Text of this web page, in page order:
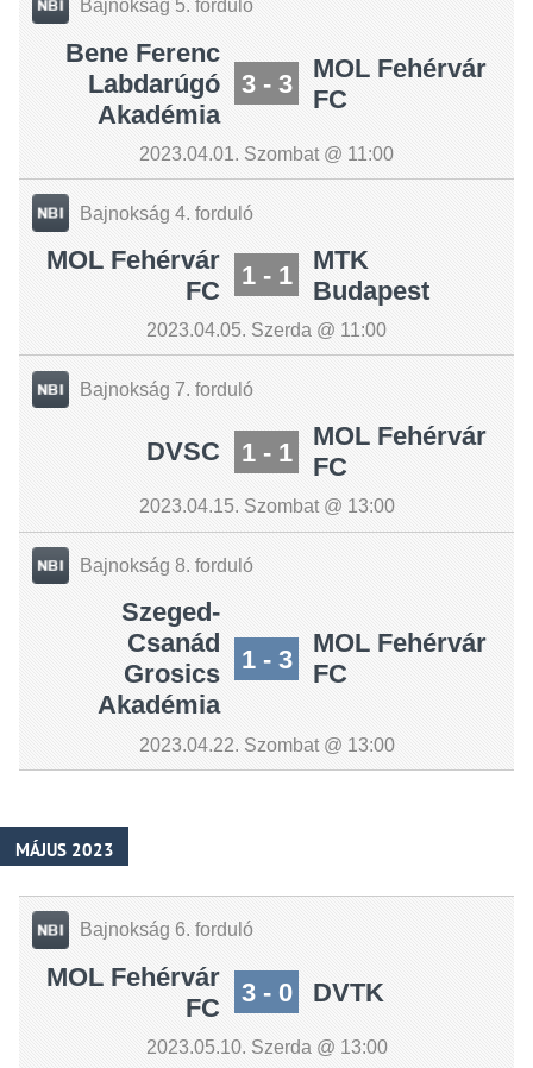
Bajnokság 5. forduló
Bene Ferenc
Labdarúgó
Akadémia
3 - 3
MOL Fehérvár
FC
2023.04.01. Szombat @ 11:00
Bajnokság 4. forduló
MOL Fehérvár
FC
1 - 1
MTK
Budapest
2023.04.05. Szerda @ 11:00
Bajnokság 7. forduló
DVSC 1 - 1
MOL Fehérvár
FC
2023.04.15. Szombat @ 13:00
Bajnokság 8. forduló
Szeged-
Csanád
Grosics
Akadémia
1 - 3
MOL Fehérvár
FC
2023.04.22. Szombat @ 13:00
MÁJUS 2023
Bajnokság 6. forduló
MOL Fehérvár
FC
3 - 0 DVTK
2023.05.10. Szerda @ 13:00